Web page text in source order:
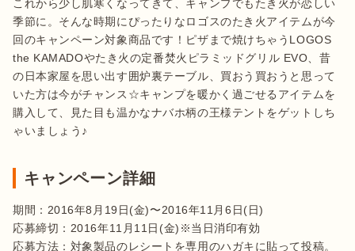
これから少し肌寒くなってきて、キャンプでもたき火が恋しい
季節に。そんな時期にぴったりなロゴスのたき火アイテムが今
回のキャンペーン対象商品です！ピザまで焼けちゃうLOGOS
the KAMADOやたき火の定番焚火ピラミッドグリル EVO、昔
の日本家屋を思い出す囲炉裏テーブル、買おう買おうと思って
いた方は今がチャンス☆キャンプを暖かく過ごせるアイテムを
購入して、見た目も温かなナバホ柄の王様テントをゲットしち
ゃいましょう♪
キャンペーン詳細
期間：2016年8月19日(金)〜2016年11月6日(日)
応募締切：2016年11月11日(金)※当日消印有効
応募方法：対象製品のレシートを専用のハガキに貼って投稿。